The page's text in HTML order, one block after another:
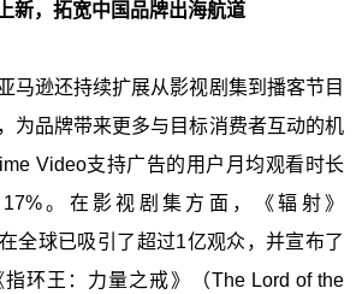
新，拓宽中国品牌出海航道
马逊还持续扩展从影视剧集到播客节目
为品牌带来更多与目标消费者互动的机
Video支持广告的用户月均观看时长
。在影视剧集方面，《辐射》
全球已吸引了超过1亿观众，并宣布了
环王：力量之戒》（The Lord of the